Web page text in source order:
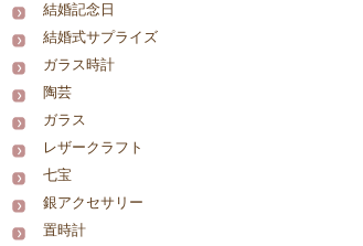
結婚記念日
結婚式サプライズ
ガラス時計
陶芸
ガラス
レザークラフト
七宝
銀アクセサリー
置時計